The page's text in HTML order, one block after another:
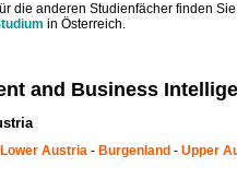
die anderen Studienfächer finden
in Österreich.
and Business
Lower Austria - Burgenland - Upper